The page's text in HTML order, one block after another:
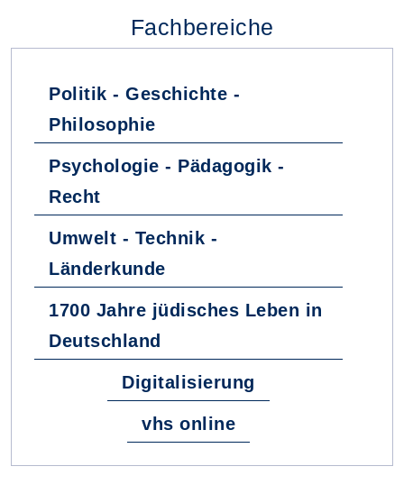
Fachbereiche
Politik - Geschichte -
Philosophie
Psychologie - Pädagogik -
Recht
Umwelt - Technik -
Länderkunde
1700 Jahre jüdisches Leben in
Deutschland
Digitalisierung
vhs online